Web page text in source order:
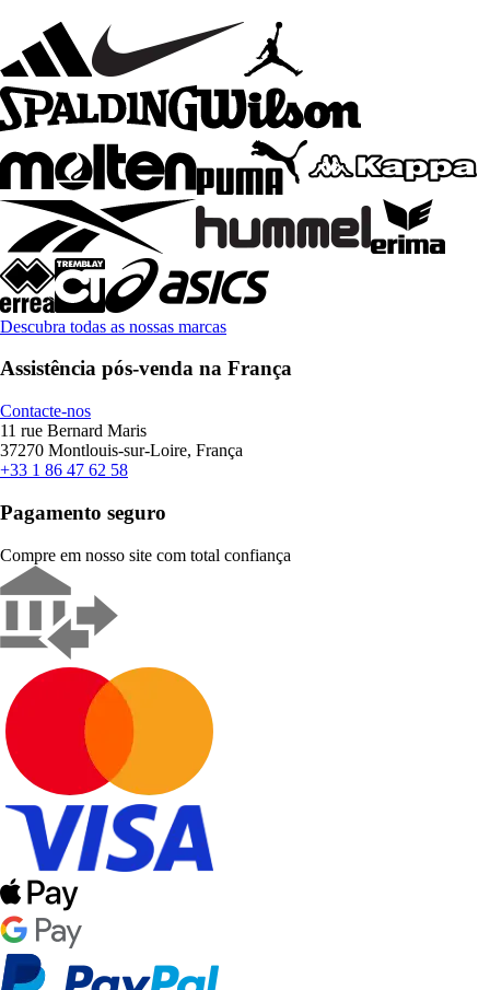
Descubra todas as nossas marcas
Assistência pós-venda na França
Contacte-nos
11 rue Bernard Maris
37270 Montlouis-sur-Loire, França
+33 1 86 47 62 58
Pagamento seguro
Compre em nosso site com total confiança